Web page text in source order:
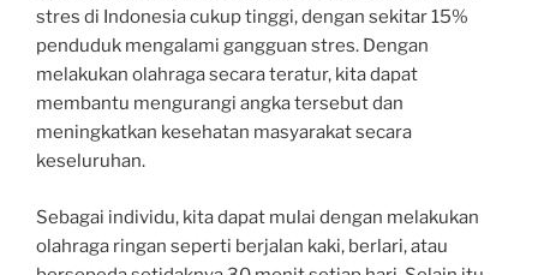
stres di Indonesia cukup tinggi, dengan sekitar 15%
penduduk mengalami gangguan stres. Dengan
melakukan olahraga secara teratur, kita dapat
membantu mengurangi angka tersebut dan
meningkatkan kesehatan masyarakat secara
keseluruhan.
Sebagai individu, kita dapat mulai dengan melakukan
olahraga ringan seperti berjalan kaki, berlari, atau